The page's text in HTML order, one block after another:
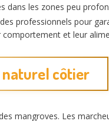
les zones peu
professionnels pour
et leur
côtier
mangroves. Les